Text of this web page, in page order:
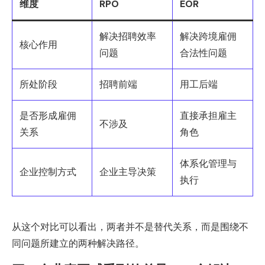
维度 RPO EOR
核心作用
解决招聘效率
问题
解决跨境雇佣
合法性问题
所处阶段 招聘前端 用工后端
是否形成雇佣
关系
不涉及
直接承担雇主
角色
企业控制方式 企业主导决策
体系化管理与
执行
从这个对比可以看出，两者并不是替代关系，而是围绕不
同问题所建立的两种解决路径。